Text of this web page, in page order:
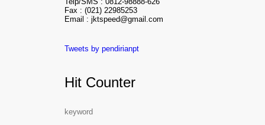
Telp/SMS : 0812-98888-626
Fax : (021) 22985253
Email : jktspeed@gmail.com
Tweets by pendirianpt
Hit Counter
keyword